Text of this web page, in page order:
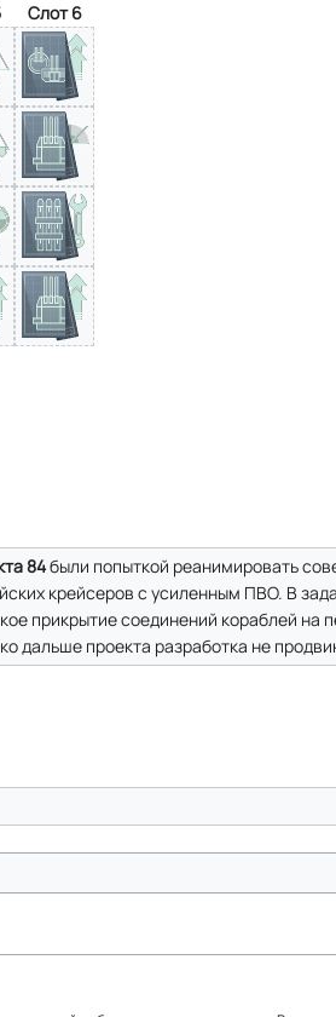
Слот 6
84были попыткой реанимировать
крейсеров с усиленным ПВО. В
прикрытие соединений кораблей на
дальше проекта разработка не